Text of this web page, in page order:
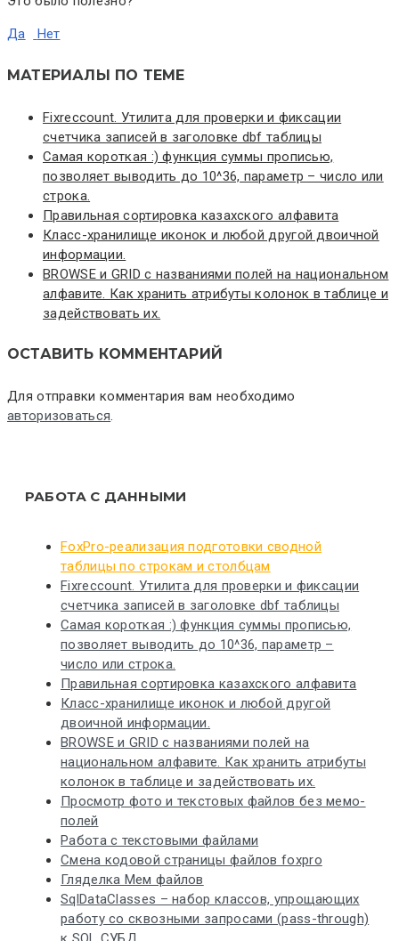
Да Нет
МАТЕРИАЛЫ ПО ТЕМЕ
Fixreccount. Утилита для проверки и фиксации
счетчика записей в заголовке dbf таблицы
Самая короткая :) функция суммы прописью,
позволяет выводить до 10^36, параметр – число или
строка.
Правильная сортировка казахского алфавита
Класс-хранилище иконок и любой другой двоичной
информации.
BROWSE и GRID с названиями полей на национальном
алфавите. Как хранить атрибуты колонок в таблице и
задействовать их.
ОСТАВИТЬ КОММЕНТАРИЙ
Для отправки комментария вам необходимо
авторизоваться.
РАБОТА С ДАННЫМИ
FoxPro-реализация подготовки сводной
таблицы по строкам и столбцам
Fixreccount. Утилита для проверки и фиксации
счетчика записей в заголовке dbf таблицы
Самая короткая :) функция суммы прописью,
позволяет выводить до 10^36, параметр –
число или строка.
Правильная сортировка казахского алфавита
Класс-хранилище иконок и любой другой
двоичной информации.
BROWSE и GRID с названиями полей на
национальном алфавите. Как хранить атрибуты
колонок в таблице и задействовать их.
Просмотр фото и текстовых файлов без мемо-
полей
Работа с текстовыми файлами
Смена кодовой страницы файлов foxpro
Гляделка Мем файлов
SqlDataClasses – набор классов, упрощающих
работу со сквозными запросами (pass-through)